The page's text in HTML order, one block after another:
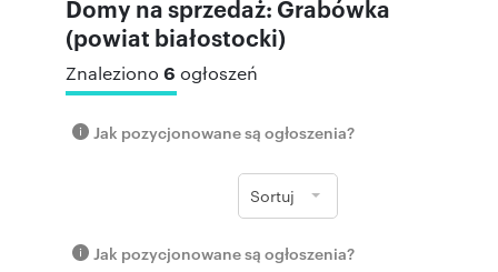
Domy na sprzedaż: Grabówka
(powiat białostocki)
Znaleziono 6 ogłoszeń
Jak pozycjonowane są ogłoszenia?
Sortuj
Jak pozycjonowane są ogłoszenia?